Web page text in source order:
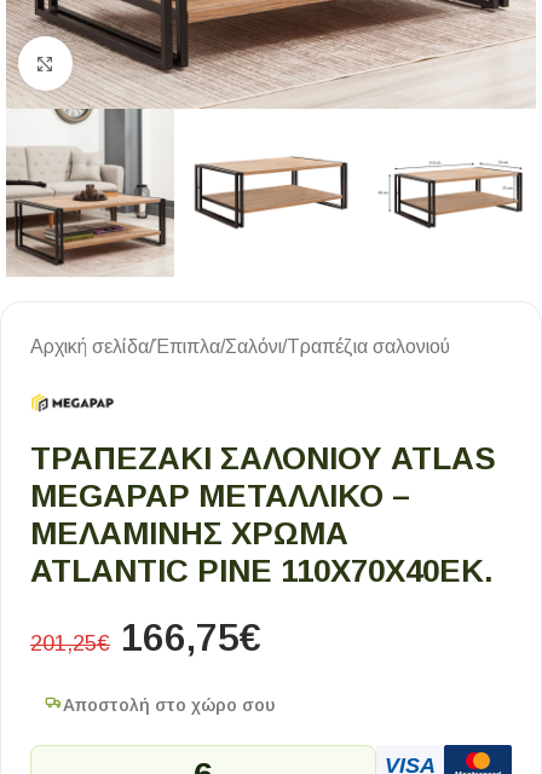
Κλικ για μεγέθυνση
Αρχική σελίδα/Έπιπλα/Σαλόνι/Τραπέζια σαλονιού
ΤΡΑΠΕΖΆΚΙ ΣΑΛΟΝΙΟΎ ATLAS
MEGAPAP ΜΕΤΑΛΛΙΚΌ –
ΜΕΛΑΜΊΝΗΣ ΧΡΏΜΑ
ATLANTIC PINE 110X70X40ΕΚ.
201,25€ 166,75€
Αποστολή στο χώρο σου
VISA